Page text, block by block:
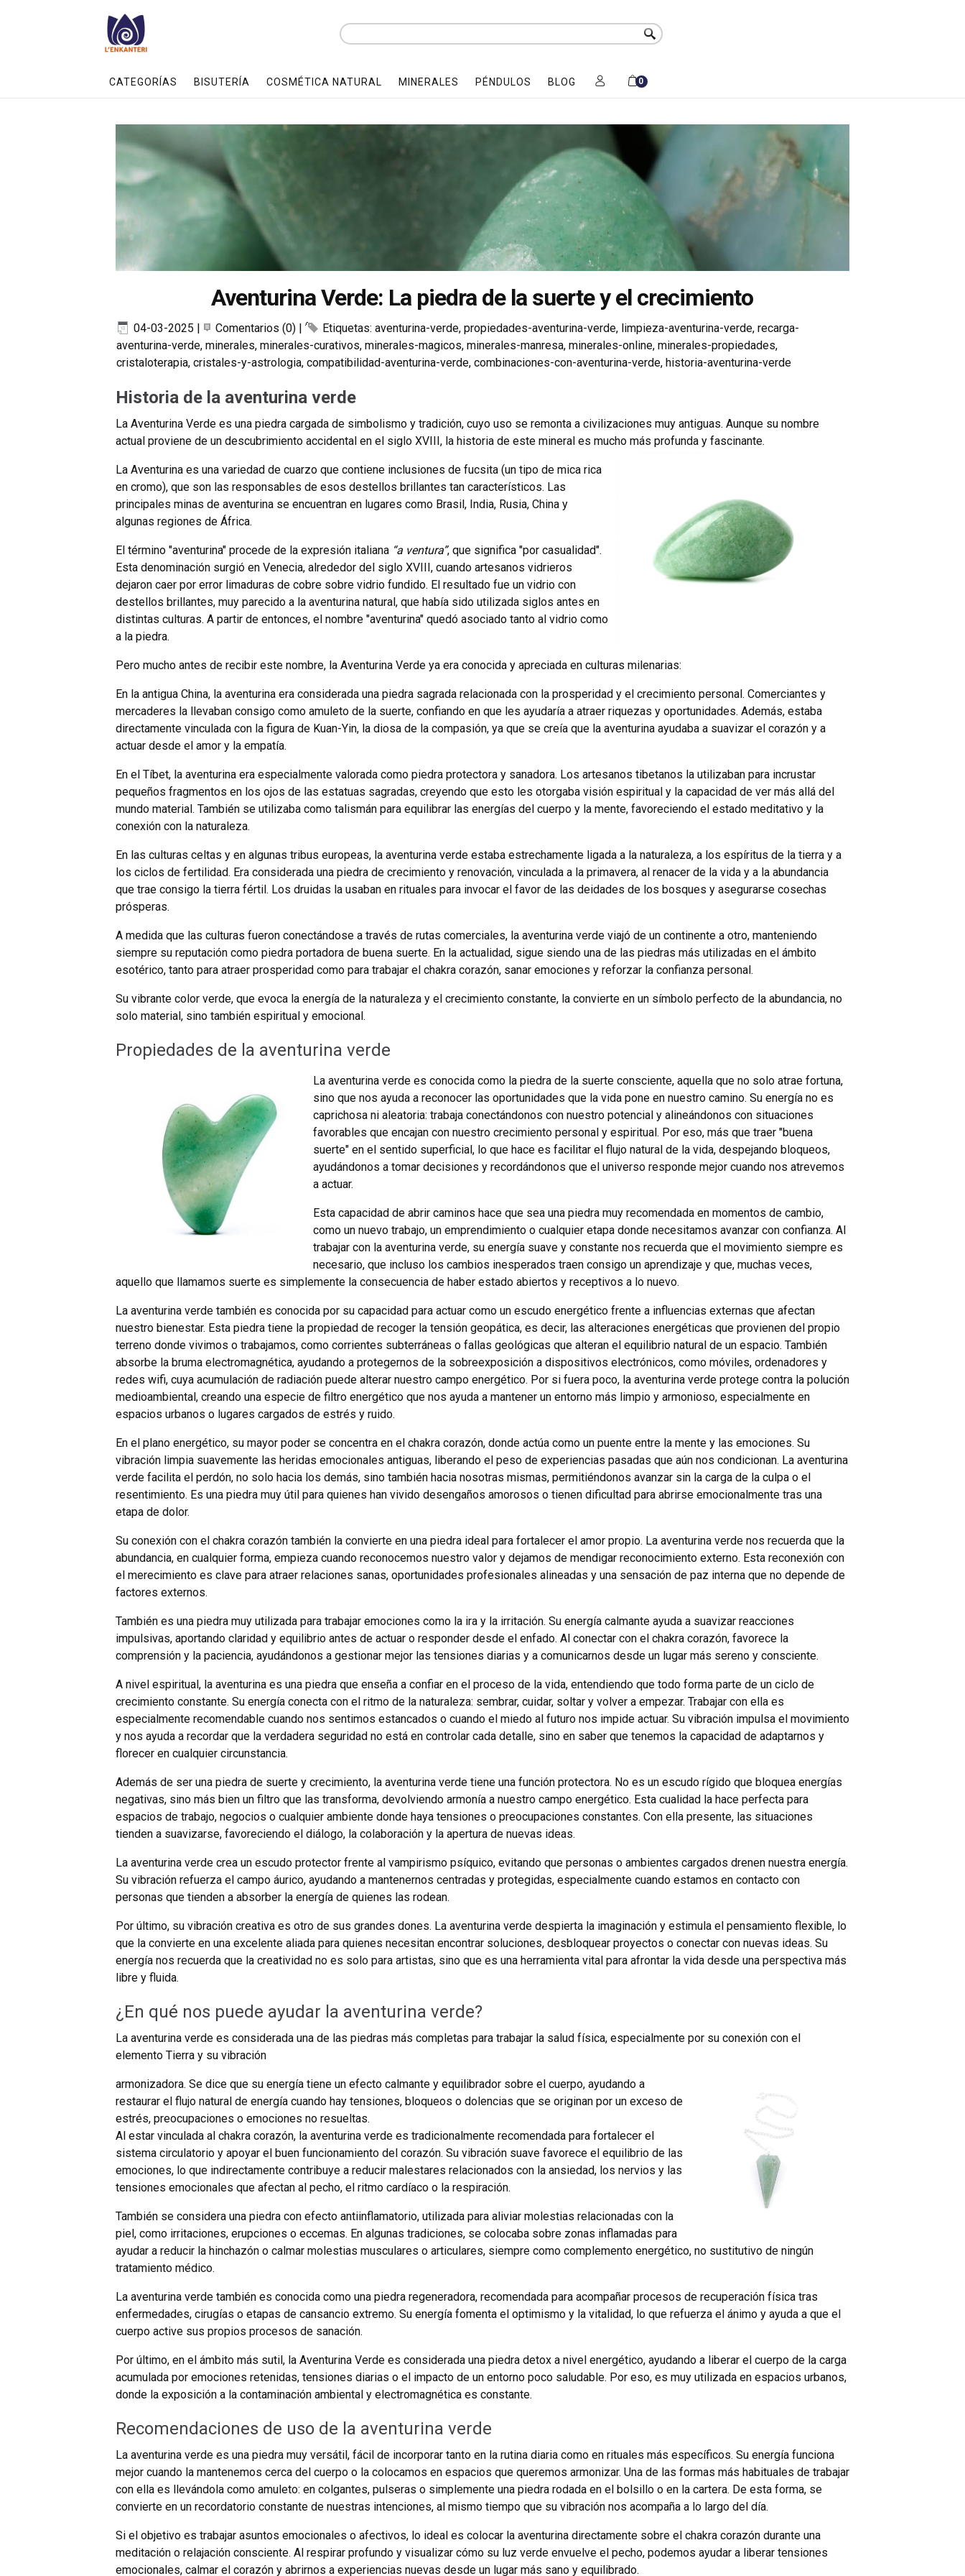
CATEGORÍAS BISUTERÍA COSMÉTICA NATURAL MINERALES PÉNDULOS BLOG 0
Aventurina Verde: La piedra de la suerte y el crecimiento
04-03-2025 | Comentarios (0)| Etiquetas: aventurina-verde, propiedades-aventurina-verde, limpieza-aventurina-verde, recarga-
aventurina-verde, minerales, minerales-curativos, minerales-magicos, minerales-manresa, minerales-online, minerales-propiedades,
cristaloterapia, cristales-y-astrologia, compatibilidad-aventurina-verde, combinaciones-con-aventurina-verde, historia-aventurina-verde
Historia de la aventurina verde
La Aventurina Verde es una piedra cargada de simbolismo y tradición, cuyo uso se remonta a civilizaciones muy antiguas. Aunque su nombre
actual proviene de un descubrimiento accidental en el siglo XVIII, la historia de este mineral es mucho más profunda y fascinante.
La Aventurina es una variedad de cuarzo que contiene inclusiones de fucsita (un tipo de mica rica
en cromo), que son las responsables de esos destellos brillantes tan característicos. Las
principales minas de aventurina se encuentran en lugares como Brasil, India, Rusia, China y
algunas regiones de África.
El término "aventurina" procede de la expresión italiana “a ventura”, que significa "por casualidad".
Esta denominación surgió en Venecia, alrededor del siglo XVIII, cuando artesanos vidrieros
dejaron caer por error limaduras de cobre sobre vidrio fundido. El resultado fue un vidrio con
destellos brillantes, muy parecido a la aventurina natural, que había sido utilizada siglos antes en
distintas culturas. A partir de entonces, el nombre "aventurina" quedó asociado tanto al vidrio como
a la piedra.
Pero mucho antes de recibir este nombre, la Aventurina Verde ya era conocida y apreciada en culturas milenarias:
En la antigua China, la aventurina era considerada una piedra sagrada relacionada con la prosperidad y el crecimiento personal. Comerciantes y
mercaderes la llevaban consigo como amuleto de la suerte, confiando en que les ayudaría a atraer riquezas y oportunidades. Además, estaba
directamente vinculada con la figura de Kuan-Yin, la diosa de la compasión, ya que se creía que la aventurina ayudaba a suavizar el corazón y a
actuar desde el amor y la empatía.
En el Tíbet, la aventurina era especialmente valorada como piedra protectora y sanadora. Los artesanos tibetanos la utilizaban para incrustar
pequeños fragmentos en los ojos de las estatuas sagradas, creyendo que esto les otorgaba visión espiritual y la capacidad de ver más allá del
mundo material. También se utilizaba como talismán para equilibrar las energías del cuerpo y la mente, favoreciendo el estado meditativo y la
conexión con la naturaleza.
En las culturas celtas y en algunas tribus europeas, la aventurina verde estaba estrechamente ligada a la naturaleza, a los espíritus de la tierra y a
los ciclos de fertilidad. Era considerada una piedra de crecimiento y renovación, vinculada a la primavera, al renacer de la vida y a la abundancia
que trae consigo la tierra fértil. Los druidas la usaban en rituales para invocar el favor de las deidades de los bosques y asegurarse cosechas
prósperas.
A medida que las culturas fueron conectándose a través de rutas comerciales, la aventurina verde viajó de un continente a otro, manteniendo
siempre su reputación como piedra portadora de buena suerte. En la actualidad, sigue siendo una de las piedras más utilizadas en el ámbito
esotérico, tanto para atraer prosperidad como para trabajar el chakra corazón, sanar emociones y reforzar la confianza personal.
Su vibrante color verde, que evoca la energía de la naturaleza y el crecimiento constante, la convierte en un símbolo perfecto de la abundancia, no
solo material, sino también espiritual y emocional.
Propiedades de la aventurina verde
La aventurina verde es conocida como la piedra de la suerte consciente, aquella que no solo atrae fortuna,
sino que nos ayuda a reconocer las oportunidades que la vida pone en nuestro camino. Su energía no es
caprichosa ni aleatoria: trabaja conectándonos con nuestro potencial y alineándonos con situaciones
favorables que encajan con nuestro crecimiento personal y espiritual. Por eso, más que traer "buena
suerte" en el sentido superficial, lo que hace es facilitar el flujo natural de la vida, despejando bloqueos,
ayudándonos a tomar decisiones y recordándonos que el universo responde mejor cuando nos atrevemos
a actuar.
Esta capacidad de abrir caminos hace que sea una piedra muy recomendada en momentos de cambio,
como un nuevo trabajo, un emprendimiento o cualquier etapa donde necesitamos avanzar con confianza. Al
trabajar con la aventurina verde, su energía suave y constante nos recuerda que el movimiento siempre es
necesario, que incluso los cambios inesperados traen consigo un aprendizaje y que, muchas veces,
aquello que llamamos suerte es simplemente la consecuencia de haber estado abiertos y receptivos a lo nuevo.
La aventurina verde también es conocida por su capacidad para actuar como un escudo energético frente a influencias externas que afectan
nuestro bienestar. Esta piedra tiene la propiedad de recoger la tensión geopática, es decir, las alteraciones energéticas que provienen del propio
terreno donde vivimos o trabajamos, como corrientes subterráneas o fallas geológicas que alteran el equilibrio natural de un espacio. También
absorbe la bruma electromagnética, ayudando a protegernos de la sobreexposición a dispositivos electrónicos, como móviles, ordenadores y
redes wifi, cuya acumulación de radiación puede alterar nuestro campo energético. Por si fuera poco, la aventurina verde protege contra la polución
medioambiental, creando una especie de filtro energético que nos ayuda a mantener un entorno más limpio y armonioso, especialmente en
espacios urbanos o lugares cargados de estrés y ruido.
En el plano energético, su mayor poder se concentra en el chakra corazón, donde actúa como un puente entre la mente y las emociones. Su
vibración limpia suavemente las heridas emocionales antiguas, liberando el peso de experiencias pasadas que aún nos condicionan. La aventurina
verde facilita el perdón, no solo hacia los demás, sino también hacia nosotras mismas, permitiéndonos avanzar sin la carga de la culpa o el
resentimiento. Es una piedra muy útil para quienes han vivido desengaños amorosos o tienen dificultad para abrirse emocionalmente tras una
etapa de dolor.
Su conexión con el chakra corazón también la convierte en una piedra ideal para fortalecer el amor propio. La aventurina verde nos recuerda que la
abundancia, en cualquier forma, empieza cuando reconocemos nuestro valor y dejamos de mendigar reconocimiento externo. Esta reconexión con
el merecimiento es clave para atraer relaciones sanas, oportunidades profesionales alineadas y una sensación de paz interna que no depende de
factores externos.
También es una piedra muy utilizada para trabajar emociones como la ira y la irritación. Su energía calmante ayuda a suavizar reacciones
impulsivas, aportando claridad y equilibrio antes de actuar o responder desde el enfado. Al conectar con el chakra corazón, favorece la
comprensión y la paciencia, ayudándonos a gestionar mejor las tensiones diarias y a comunicarnos desde un lugar más sereno y consciente.
A nivel espiritual, la aventurina es una piedra que enseña a confiar en el proceso de la vida, entendiendo que todo forma parte de un ciclo de
crecimiento constante. Su energía conecta con el ritmo de la naturaleza: sembrar, cuidar, soltar y volver a empezar. Trabajar con ella es
especialmente recomendable cuando nos sentimos estancados o cuando el miedo al futuro nos impide actuar. Su vibración impulsa el movimiento
y nos ayuda a recordar que la verdadera seguridad no está en controlar cada detalle, sino en saber que tenemos la capacidad de adaptarnos y
florecer en cualquier circunstancia.
Además de ser una piedra de suerte y crecimiento, la aventurina verde tiene una función protectora. No es un escudo rígido que bloquea energías
negativas, sino más bien un filtro que las transforma, devolviendo armonía a nuestro campo energético. Esta cualidad la hace perfecta para
espacios de trabajo, negocios o cualquier ambiente donde haya tensiones o preocupaciones constantes. Con ella presente, las situaciones
tienden a suavizarse, favoreciendo el diálogo, la colaboración y la apertura de nuevas ideas.
La aventurina verde crea un escudo protector frente al vampirismo psíquico, evitando que personas o ambientes cargados drenen nuestra energía.
Su vibración refuerza el campo áurico, ayudando a mantenernos centradas y protegidas, especialmente cuando estamos en contacto con
personas que tienden a absorber la energía de quienes las rodean.
Por último, su vibración creativa es otro de sus grandes dones. La aventurina verde despierta la imaginación y estimula el pensamiento flexible, lo
que la convierte en una excelente aliada para quienes necesitan encontrar soluciones, desbloquear proyectos o conectar con nuevas ideas. Su
energía nos recuerda que la creatividad no es solo para artistas, sino que es una herramienta vital para afrontar la vida desde una perspectiva más
libre y fluida.
¿En qué nos puede ayudar la aventurina verde?
La aventurina verde es considerada una de las piedras más completas para trabajar la salud física, especialmente por su conexión con el
elemento Tierra y su vibración
armonizadora. Se dice que su energía tiene un efecto calmante y equilibrador sobre el cuerpo, ayudando a
restaurar el flujo natural de energía cuando hay tensiones, bloqueos o dolencias que se originan por un exceso de
estrés, preocupaciones o emociones no resueltas.
Al estar vinculada al chakra corazón, la aventurina verde es tradicionalmente recomendada para fortalecer el
sistema circulatorio y apoyar el buen funcionamiento del corazón. Su vibración suave favorece el equilibrio de las
emociones, lo que indirectamente contribuye a reducir malestares relacionados con la ansiedad, los nervios y las
tensiones emocionales que afectan al pecho, el ritmo cardíaco o la respiración.
También se considera una piedra con efecto antiinflamatorio, utilizada para aliviar molestias relacionadas con la
piel, como irritaciones, erupciones o eccemas. En algunas tradiciones, se colocaba sobre zonas inflamadas para
ayudar a reducir la hinchazón o calmar molestias musculares o articulares, siempre como complemento energético, no sustitutivo de ningún
tratamiento médico.
La aventurina verde también es conocida como una piedra regeneradora, recomendada para acompañar procesos de recuperación física tras
enfermedades, cirugías o etapas de cansancio extremo. Su energía fomenta el optimismo y la vitalidad, lo que refuerza el ánimo y ayuda a que el
cuerpo active sus propios procesos de sanación.
Por último, en el ámbito más sutil, la Aventurina Verde es considerada una piedra detox a nivel energético, ayudando a liberar el cuerpo de la carga
acumulada por emociones retenidas, tensiones diarias o el impacto de un entorno poco saludable. Por eso, es muy utilizada en espacios urbanos,
donde la exposición a la contaminación ambiental y electromagnética es constante.
Recomendaciones de uso de la aventurina verde
La aventurina verde es una piedra muy versátil, fácil de incorporar tanto en la rutina diaria como en rituales más específicos. Su energía funciona
mejor cuando la mantenemos cerca del cuerpo o la colocamos en espacios que queremos armonizar. Una de las formas más habituales de trabajar
con ella es llevándola como amuleto: en colgantes, pulseras o simplemente una piedra rodada en el bolsillo o en la cartera. De esta forma, se
convierte en un recordatorio constante de nuestras intenciones, al mismo tiempo que su vibración nos acompaña a lo largo del día.
Si el objetivo es trabajar asuntos emocionales o afectivos, lo ideal es colocar la aventurina directamente sobre el chakra corazón durante una
meditación o relajación consciente. Al respirar profundo y visualizar cómo su luz verde envuelve el pecho, podemos ayudar a liberar tensiones
emocionales, calmar el corazón y abrirnos a experiencias nuevas desde un lugar más sano y equilibrado.